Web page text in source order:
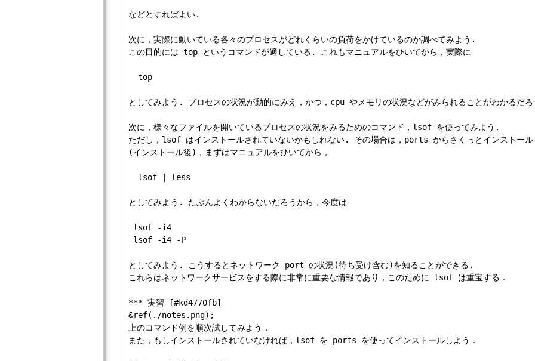
などとすればよい.
次に，実際に動いている各々のプロセスがどれくらいの負荷をかけているのか調べてみよう.
この目的には top というコマンドが適している. これもマニュアルをひいてから，実際に
  top
としてみよう. プロセスの状況が動的にみえ，かつ，cpu やメモリの状況などがみられることがわかるだ
次に，様々なファイルを開いているプロセスの状況をみるためのコマンド，lsof を使ってみよう.
ただし，lsof はインストールされていないかもしれない. その場合は，ports からさくっとインストール
(インストール後)，まずはマニュアルをひいてから，
  lsof | less
としてみよう. たぶんよくわからないだろうから，今度は
lsof -i4
lsof -i4 -P
としてみよう. こうするとネットワーク port の状況(待ち受け含む)を知ることができる.
これらはネットワークサービスをする際に非常に重要な情報であり，このために lsof は重宝する．
*** 実習 [#kd4770fb]
&ref(./notes.png);
上のコマンド例を順次試してみよう．
また，もしインストールされていなければ，lsof を ports を使ってインストールしよう．